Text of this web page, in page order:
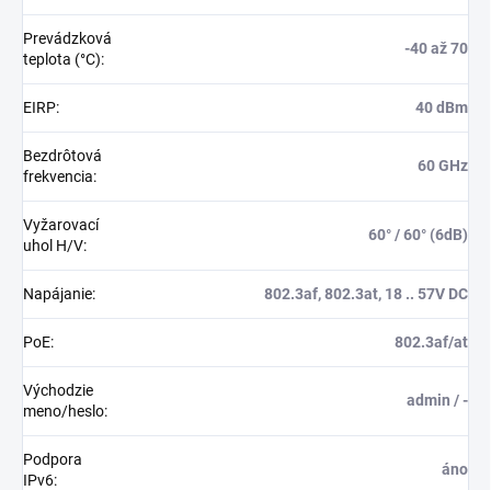
Prevádzková
teplota (°C):
-40 až 70
EIRP: 40 dBm
Bezdrôtová
frekvencia:
60 GHz
Vyžarovací
uhol H/V:
60° / 60° (6dB)
Napájanie: 802.3af, 802.3at, 18 .. 57V DC
PoE: 802.3af/at
Východzie
meno/heslo:
admin / -
Podpora
IPv6:
áno